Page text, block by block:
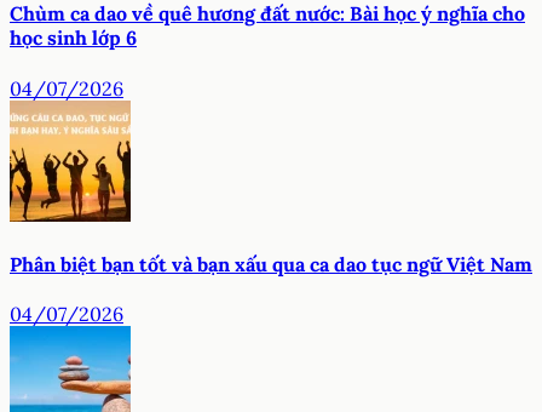
Chùm ca dao về quê hương đất nước: Bài học ý nghĩa cho
học sinh lớp 6
04/07/2026
Phân biệt bạn tốt và bạn xấu qua ca dao tục ngữ Việt Nam
04/07/2026